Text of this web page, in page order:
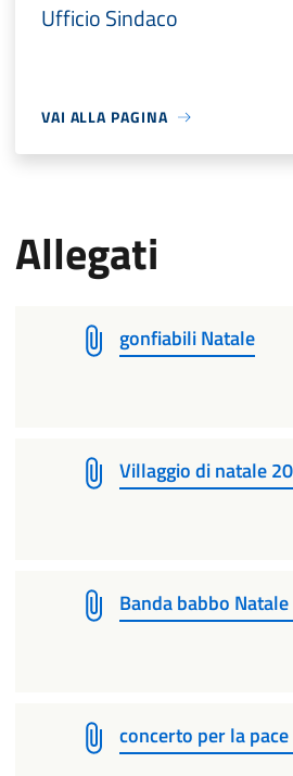
Ufficio Sindaco
VAI ALLA PAGINA
Allegati
gonfiabili Natale
Villaggio di natale
Banda babbo
concerto per la